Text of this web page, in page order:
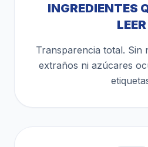
INGREDIENTES
LEER
Transparencia total. Sin
extraños ni azúcares